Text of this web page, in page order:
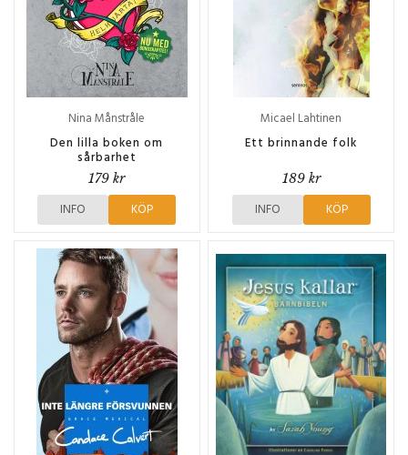
Nina Månstråle
Den lilla boken om
sårbarhet
179 kr
INFO KÖP
Micael Lahtinen
Ett brinnande folk
189 kr
INFO KÖP